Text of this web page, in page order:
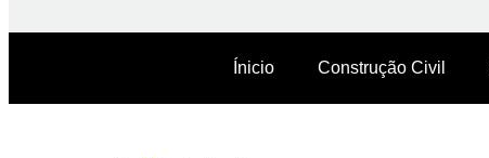
Ínicio Construção Civil